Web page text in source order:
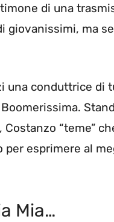
di una
giovanissimi, ma
una conduttrice di
“teme”
esprimere al
Mia…